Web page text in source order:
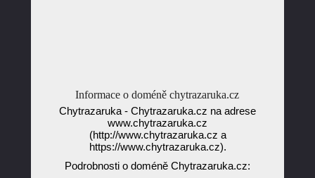
Informace o doméně chytrazaruka.cz
Chytrazaruka - Chytrazaruka.cz na adrese
www.chytrazaruka.cz
(http://www.chytrazaruka.cz a
https://www.chytrazaruka.cz).
Podrobnosti o doméně Chytrazaruka.cz: